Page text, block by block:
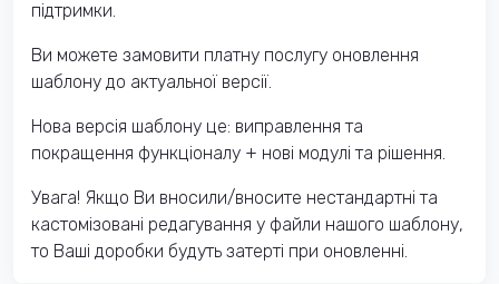
підтримки.
Ви можете замовити платну послугу оновлення
шаблону до актуальної версії.
Нова версія шаблону це: виправлення та
покращення функціоналу + нові модулі та рішення.
Увага! Якщо Ви вносили/вносите нестандартні та
кастомізовані редагування у файли нашого шаблону,
то Ваші доробки будуть затерті при оновленні.